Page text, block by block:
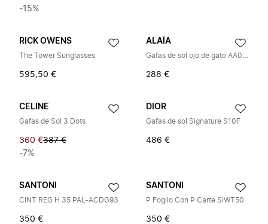
-15%
RICK OWENS
The Tower Sunglasses
595,50 €
ALAÏA
Gafas de sol ojo de gato AA0091S
288 €
CELINE
Gafas de Sol 3 Dots
360 €387 €
-7%
DIOR
Gafas de sol Signature S10F
486 €
SANTONI
CINT REG H 35 PAL-ACDG93
350 €
SANTONI
P Foglio Con P Carte SIWT50
350 €